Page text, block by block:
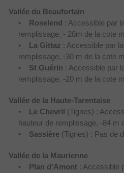
Vallée du Beaufortain
• Roselend : Accessible par
remplissage, - 28m de la cote
• La Gittaz : Accessible par
remplissage, -30 m de la cote
• St Guérin : Accessible par
remplissage, -20 m de la cote
Vallée de la Haute-Tarentaise
• Le Chevril (Tignes) :
hauteur de remplissage, -84 m
• Sassière (Tignes) : Pas de
Vallée de la Maurienne
• Plan d'Amont : Accessible